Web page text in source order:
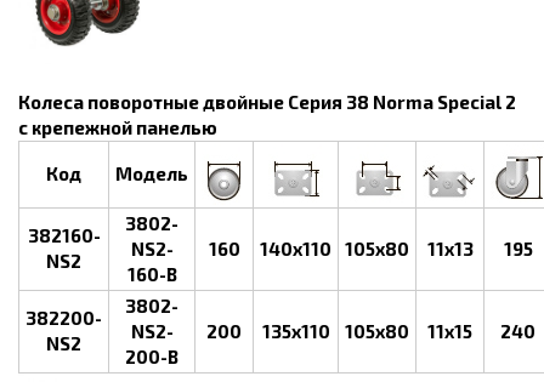
Колеса поворотные двойные Серия 38 Norma Special 2
с крепежной панелью
Код Модель
382160-
NS2
3802-
NS2-
160-B
160 140х110 105х80 11х13 195
382200-
NS2
3802-
NS2-
200-B
200 135х110 105х80 11х15 240